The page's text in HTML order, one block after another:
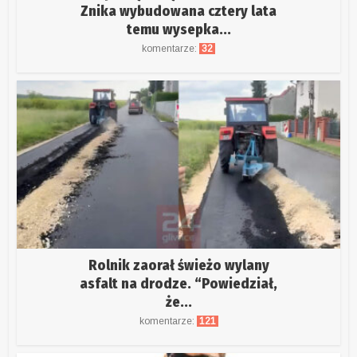
Znika wybudowana cztery lata
temu wysepka...
komentarze: 32
Rolnik zaorał świeżo wylany
asfalt na drodze. “Powiedział,
że...
komentarze: 121